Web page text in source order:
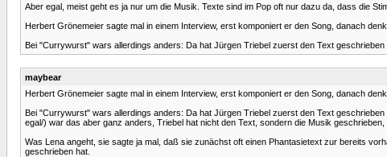
Aber egal, meist geht es ja nur um die Musik. Texte sind im Pop oft nur dazu da, dass die
Herbert Grönemeier sagte mal in einem Interview, erst komponiert er den Song, danach
Bei "Currywurst" wars allerdings anders: Da hat Jürgen Triebel zuerst den Text geschrieben
maybear
Herbert Grönemeier sagte mal in einem Interview, erst komponiert er den Song, danach
Bei "Currywurst" wars allerdings anders: Da hat Jürgen Triebel zuerst den Text
egal/) war das aber ganz anders, Triebel hat nicht den Text, sondern die Musik
Was Lena angeht, sie sagte ja mal, daß sie zunächst oft einen Phantasietext zur bereits
geschrieben hat.